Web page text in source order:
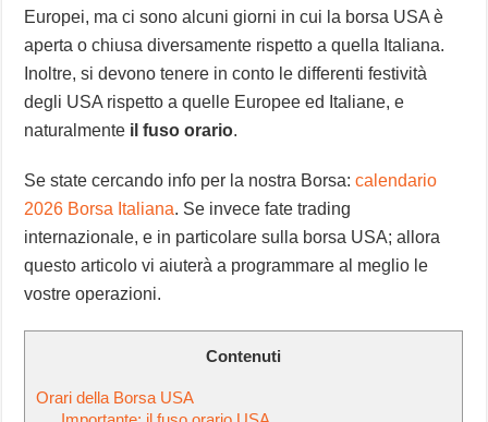
Europei, ma ci sono alcuni giorni in cui la borsa USA è
aperta o chiusa diversamente rispetto a quella Italiana.
Inoltre, si devono tenere in conto le differenti festività
degli USA rispetto a quelle Europee ed Italiane, e
naturalmente il fuso orario.
Se state cercando info per la nostra Borsa:calendario
2026 Borsa Italiana. Se invece fate trading
internazionale, e in particolare sulla borsa USA; allora
questo articolo vi aiuterà a programmare al meglio le
vostre operazioni.
Contenuti
Orari della Borsa USA